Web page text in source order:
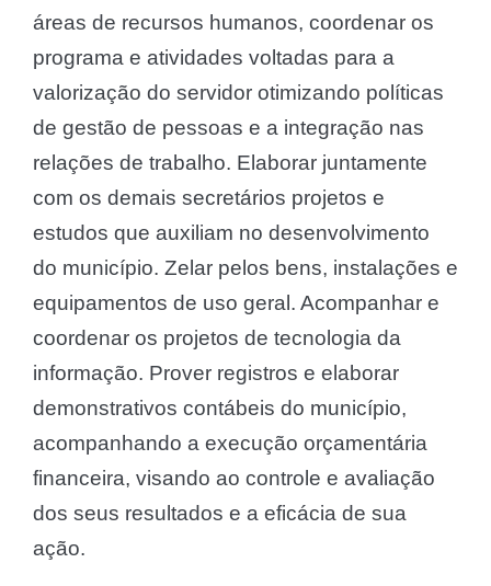
áreas de recursos humanos, coordenar os
programa e atividades voltadas para a
valorização do servidor otimizando políticas
de gestão de pessoas e a integração nas
relações de trabalho. Elaborar juntamente
com os demais secretários projetos e
estudos que auxiliam no desenvolvimento
do município. Zelar pelos bens, instalações e
equipamentos de uso geral. Acompanhar e
coordenar os projetos de tecnologia da
informação. Prover registros e elaborar
demonstrativos contábeis do município,
acompanhando a execução orçamentária
financeira, visando ao controle e avaliação
dos seus resultados e a eficácia de sua
ação.